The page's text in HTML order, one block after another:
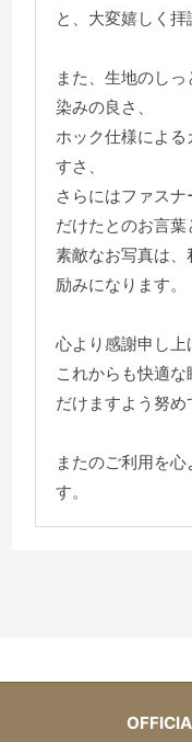
と、大変嬉しく拝
また、生地のし
染みの良さ、
ホック仕様によ
すさ、
さらにはファス
だけたとのお言葉
素敵なお写真は
励みになります。
心より感謝申し上
これからも快適
だけますよう努め
またのご利用を
す。